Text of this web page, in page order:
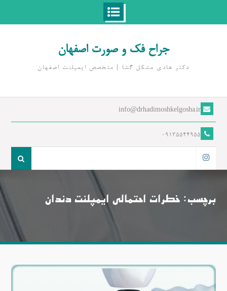
جراح فک و صورت اصفهان
دکتر هادی مشکل گشا | متخصص ايمپلنت اصفهان
info@drhadimoshkelgosha.ir
09135544955
برچسب: خطرات احتمالی ایمپلنت دندان